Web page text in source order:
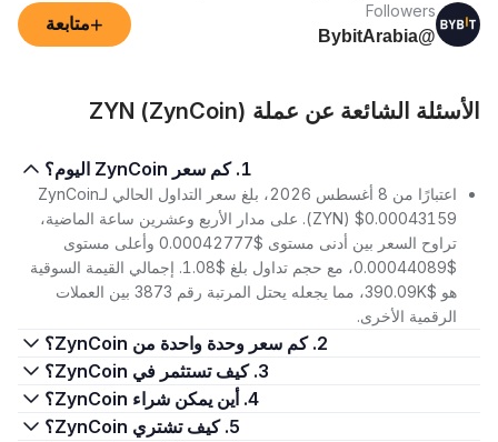
Followers
@BybitArabia
+متابعة
الأسئلة الشائعة عن عملة ZYN (ZynCoin)
1. كم سعر ZynCoin اليوم؟
اعتبارًا من 8 أغسطس 2026، بلغ سعر التداول الحالي لـZynCoin
(ZYN) $0.00043159. على مدار الأربع وعشرين ساعة الماضية،
تراوح السعر بين أدنى مستوى $0.00042777 وأعلى مستوى
$0.00044089، مع حجم تداول بلغ $1.08. إجمالي القيمة السوقية
هو $390.09K، مما يجعله يحتل المرتبة رقم 3873 بين العملات
الرقمية الأخرى.
2. كم سعر وحدة واحدة من ZynCoin؟
3. كيف تستثمر في ZynCoin؟
4. أين يمكن شراء ZynCoin؟
5. كيف تشتري ZynCoin؟